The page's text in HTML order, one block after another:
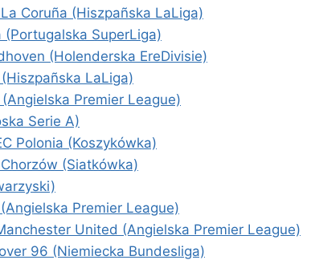
Coruña (Hiszpañska LaLiga)
SuperLiga)
(Holenderska EreDivisie)
LaLiga)
Premier League)
Serie A)
Polonia (Koszykówka)
(Siatkówka)
Premier League)
United (Angielska Premier League)
96 (Niemiecka Bundesliga)